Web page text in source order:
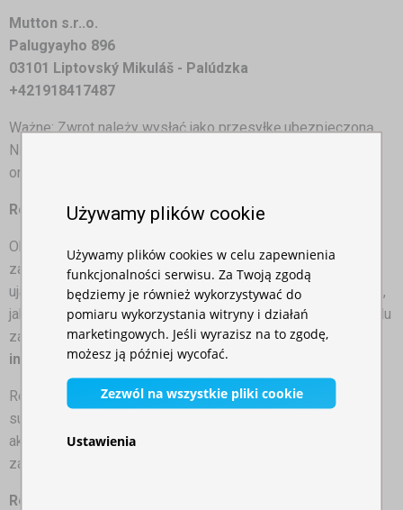
Mutton s.r..o.
Palugyayho 896
03101 Liptovský Mikuláš - Palúdzka
+421918417487
Ważne: Zwrot należy wysłać jako przesyłkę ubezpieczoną.
Nie przyjmujemy towarów wysyłanych za pobraniem, wrócą
one z powrotem do Klienta.
Reklamacje
Okres gwarancji na towar wynosi 24 miesiące od daty
zakupu. Reklamacje należy zgłaszać niezwłocznie po
ujawnieniu się uszkodzenia materiału lub wady produkcyjnej,
jak również nie należy używać namiotu uszkodzonego w celu
zapobiegania powstawania dalszych uszkodzeń.Więcej
informacji jest dostępnych w naszym Regulaminie
Reklamowany towar należy zwrócić w stanie czystym,
suchym i bezwonnym. Przygotuj również wszystkie
akcesoria (jeśli znajdowały się w zamówieniu), dowód
zakupu lub kartę gwarancyjną.
Reklamacja przyjmujemy
Używamy plików cookie
Używamy plików cookies w celu zapewnienia
funkcjonalności serwisu. Za Twoją zgodą
będziemy je również wykorzystywać do
pomiaru wykorzystania witryny i działań
marketingowych. Jeśli wyrazisz na to zgodę,
możesz ją później wycofać.
Zezwól na wszystkie pliki cookie
Ustawienia